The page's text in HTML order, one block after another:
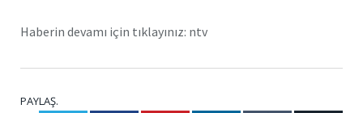
Haberin devamı için tıklayınız: ntv
PAYLAŞ.